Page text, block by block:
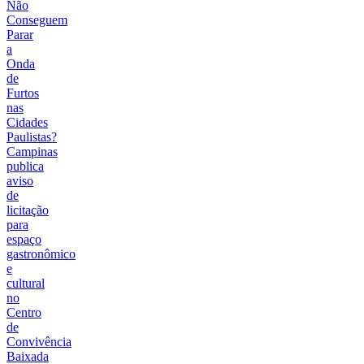
Não
Conseguem
Parar
a
Onda
de
Furtos
nas
Cidades
Paulistas?
Campinas
publica
aviso
de
licitação
para
espaço
gastronômico
e
cultural
no
Centro
de
Convivência
Baixada